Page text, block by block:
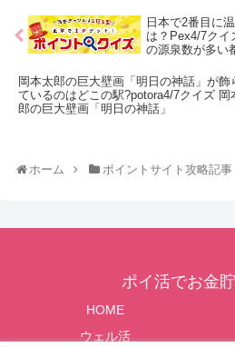
日本で2番目に
は？Pex4/7クイ
の源泉数が多い
岡本太郎の巨大壁画「明日の神話」が飾
ているのはどこの駅?potora4/7クイズ 岡
郎の巨大壁画「明日の神話」
ホーム ポイントサイト攻略記事
ポイ活でお金
HOME
ウェル活